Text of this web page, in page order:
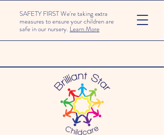
SAFETY FIRST We're taking extra
measures to ensure your children are
safe in our nursery. Learn More